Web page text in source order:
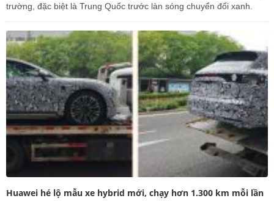
trường, đặc biệt là Trung Quốc trước làn sóng chuyển đổi xanh.
Huawei hé lộ mẫu xe hybrid mới, chạy hơn 1.300 km mỗi lần